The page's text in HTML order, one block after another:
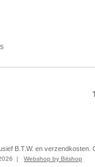
B.T.W. en
2026 | Webshop by Bitshop